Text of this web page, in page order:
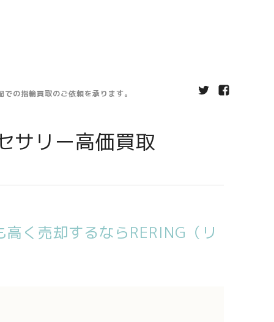
の指輪買取のご依頼を承ります。
サリー高価買取
く売却するならRERING（リ